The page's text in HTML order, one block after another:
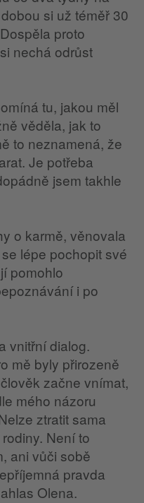
si už téměř 30
proto
nechá odrůst
tu, jakou měl
věděla, jak to
to neznamená, že
Je potřeba
jsem takhle
o karmě, věnovala
lépe pochopit své
pomohlo
i po
vnitřní dialog.
mě byly přirozeně
začne vnímat,
mého názoru
ztratit sama
Není to
ani vůči sobě
pravda
Olena.